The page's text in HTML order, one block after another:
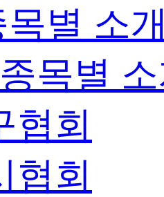
목별 소
목별
협회
협회